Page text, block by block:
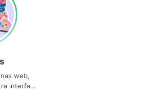
web,
interfaz